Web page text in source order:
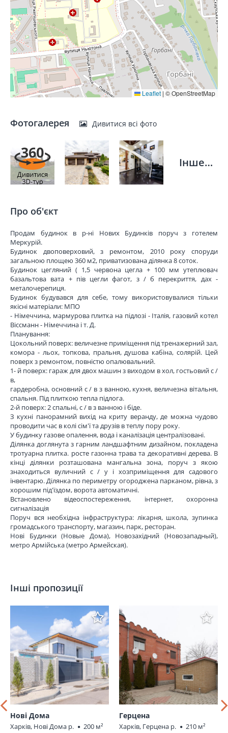
Leaflet | © OpenStreetMap
Фотогалерея Дивитися всі фото
Інше…
Про об'єкт
Продам будинок в р-ні Нових Будинків поруч з готелем
Меркурій.
Будинок двоповерховий, з ремонтом, 2010 року споруди
загальною площею 360 м2, приватизована ділянка 8 соток.
Будинок цегляний ( 1,5 червона цегла + 100 мм утеплювач
базальтова вата + пів цегли фагот, з / б перекриття, дах -
металочерепиця.
Будинок будувався для себе, тому використовувалися тільки
якісні матеріали: МПО
- Німеччина, мармурова плитка на підлозі - Італія, газовий котел
Віссманн - Німеччина і т. Д.
Планування:
Цокольний поверх: величезне приміщення під тренажерний зал,
комора - льох, топкова, пральня, душова кабіна, солярій. Цей
поверх з ремонтом, повністю опалювальний.
1- й поверх: гараж для двох машин з виходом в хол, гостьовий с /
в,
гардеробна, основний с / в з ванною, кухня, величезна вітальня,
спальня. Під плиткою тепла підлога.
2-й поверх: 2 спальні, с / в з ванною і біде.
З кухні панорамний вихід на криту веранду, де можна чудово
проводити час в колі сім'ї та друзів в теплу пору року.
У будинку газове опалення, вода і каналізація централізовані.
Ділянка доглянута з гарним ландшафтним дизайном, покладена
тротуарна плитка. росте газонна трава та декоративні дерева. В
кінці ділянки розташована мангальна зона, поруч з якою
знаходиться вуличний с / у і хозприміщення для садового
інвентарю. Ділянка по периметру огороджена парканом, рівна, з
хорошим під'їздом, ворота автоматичні.
Встановлено відеоспостереження, інтернет, охоронна
сигналізація
Поруч вся необхідна інфраструктура: лікарня, школа, зупинка
громадського транспорту, магазин, парк, ресторан.
Нові Будинки (Новые Дома), Новозахідний (Новозападный),
метро Армійська (метро Армейская).
Інші пропозиції
Нові Дома
Харків, Нові Дома р. 200 м²
Герцена
Харків, Герцена р. 210 м²